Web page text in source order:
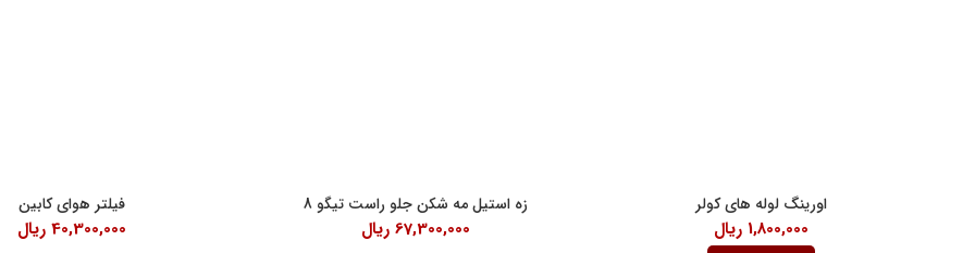
اورینگ لوله های کولر
1,800,000 ریال
زه استیل مه شکن جلو راست تیگو 8
67,300,000 ریال
فیلتر هوای کابین
40,300,000 ریال
جمعه ها 9 الی 14